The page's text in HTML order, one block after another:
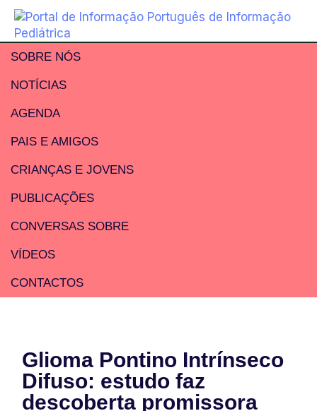
SOBRE NÓS
NOTÍCIAS
AGENDA
PAIS E AMIGOS
CRIANÇAS E JOVENS
PUBLICAÇÕES
CONVERSAS SOBRE
VÍDEOS
CONTACTOS
Glioma Pontino Intrínseco
Difuso: estudo faz
descoberta promissora